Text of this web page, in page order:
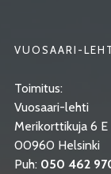
VUOSAARI-
Toimitus:
Vuosaari-lehti
Merikorttikuja 6 E
00960 Helsinki
Puh: 050 462